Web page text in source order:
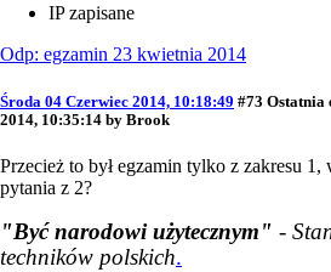
IP zapisane
Odp: egzamin 23 kwietnia 2014
Środa 04 Czerwiec 2014, 10:18:49 #73 Ostatnia
2014, 10:35:14 by Brook
Przecież to był egzamin tylko z zakresu
pytania z 2?
"Być narodowi użytecznym" -
techników polskich.